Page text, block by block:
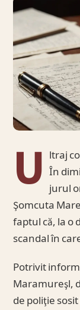
U ltraj
În
jurul
Şomcuta
faptul că, la o
scandal în
Potrivit
Maramureşl,
de poliţie